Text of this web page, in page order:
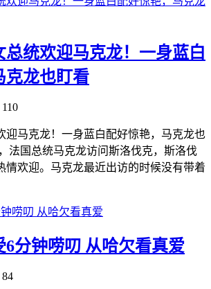
总统欢迎马克龙！一身蓝白
克龙也盯看
110
迎马克龙！一身蓝白配好惊艳，马克龙也
法国总统马克龙访问斯洛伐克，斯洛伐
情欢迎。马克龙最近出访的时候没有带着
6分钟唠叨 从哈欠看真爱
84